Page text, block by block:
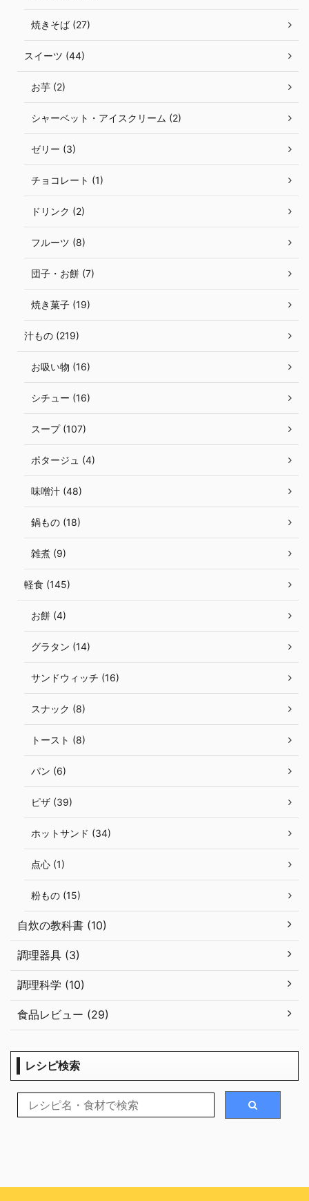
焼きそば (27)
スイーツ (44)
お芋 (2)
シャーベット・アイスクリーム (2)
ゼリー (3)
チョコレート (1)
ドリンク (2)
フルーツ (8)
団子・お餅 (7)
焼き菓子 (19)
汁もの (219)
お吸い物 (16)
シチュー (16)
スープ (107)
ポタージュ (4)
味噌汁 (48)
鍋もの (18)
雑煮 (9)
軽食 (145)
お餅 (4)
グラタン (14)
サンドウィッチ (16)
スナック (8)
トースト (8)
パン (6)
ピザ (39)
ホットサンド (34)
点心 (1)
粉もの (15)
自炊の教科書 (10)
調理器具 (3)
調理科学 (10)
食品レビュー (29)
レシピ検索